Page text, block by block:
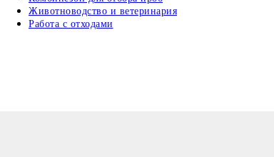
Животноводство и ветеринария
Работа с отходами